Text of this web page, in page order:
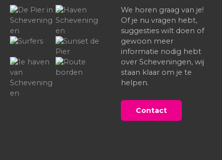
We horen graag van je!
Of je nu vragen hebt,
suggesties wilt doen of
gewoon meer
informatie nodig hebt
over Scheveningen, wij
staan klaar om je te
helpen.
Contact